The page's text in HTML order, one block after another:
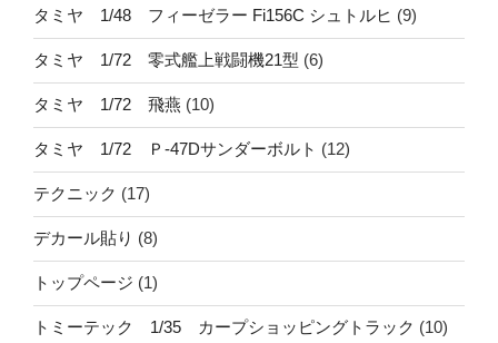
タミヤ 1/48 フィーゼラー Fi156C シュトルヒ (9)
タミヤ 1/72 零式艦上戦闘機21型 (6)
タミヤ 1/72 飛燕 (10)
タミヤ 1/72 Ｐ-47Dサンダーボルト (12)
テクニック (17)
デカール貼り (8)
トップページ (1)
トミーテック 1/35 カープショッピングトラック (10)